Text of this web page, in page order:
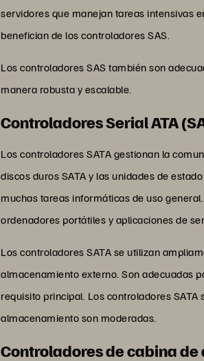
servidores que manejan tareas intensivas
benefician de los controladores SAS.
Los controladores SAS también son
manera robusta y escalable.
Controladores Serial ATA
Los controladores SATA gestionan la
discos duros SATA y las unidades de
muchas tareas informáticas de uso
ordenadores portátiles y aplicaciones de
Los controladores SATA se utilizan
almacenamiento externo. Son adecuadas
requisito principal. Los controladores
almacenamiento son moderadas.
Controladores de cabina